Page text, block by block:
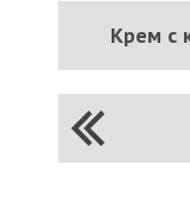
Крем с